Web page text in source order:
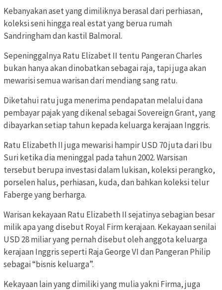
Kebanyakan aset yang dimiliknya berasal dari perhiasan,
koleksi seni hingga real estat yang berua rumah
Sandringham dan kastil Balmoral.
Sepeninggalnya Ratu Elizabet II tentu Pangeran Charles
bukan hanya akan dinobatkan sebagai raja, tapi juga akan
mewarisi semua warisan dari mendiang sang ratu.
Diketahui ratu juga menerima pendapatan melalui dana
pembayar pajak yang dikenal sebagai Sovereign Grant, yang
dibayarkan setiap tahun kepada keluarga kerajaan Inggris.
Ratu Elizabeth II juga mewarisi hampir USD 70 juta dari Ibu
Suri ketika dia meninggal pada tahun 2002. Warsisan
tersebut berupa investasi dalam lukisan, koleksi perangko,
porselen halus, perhiasan, kuda, dan bahkan koleksi telur
Faberge yang berharga.
Warisan kekayaan Ratu Elizabeth II sejatinya sebagian besar
milik apa yang disebut Royal Firm kerajaan. Kekayaan senilai
USD 28 miliar yang pernah disebut oleh anggota keluarga
kerajaan Inggris seperti Raja George VI dan Pangeran Philip
sebagai “bisnis keluarga”.
Kekayaan lain yang dimiliki yang mulia yakni Firma, juga